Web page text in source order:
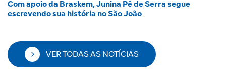
Com apoio da Braskem, Junina Pé de Serra segue
escrevendo sua história no São João
VER TODAS AS NOTÍCIAS